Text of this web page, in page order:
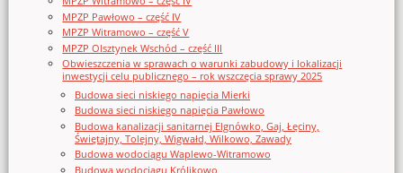
MPZP Pawłowo – część IV
MPZP Witramowo – część V
MPZP Olsztynek Wschód – część III
Obwieszczenia w sprawach o warunki zabudowy i lokalizacji
inwestycji celu publicznego – rok wszczęcia sprawy 2025
Budowa sieci niskiego napięcia Mierki
Budowa sieci niskiego napięcia Pawłowo
Budowa kanalizacji sanitarnej Elgnówko, Gaj, Łęciny,
Świętajny, Tolejny, Wigwałd, Wilkowo, Zawady
Budowa wodociągu Waplewo-Witramowo
Budowa wodociągu Królikowo